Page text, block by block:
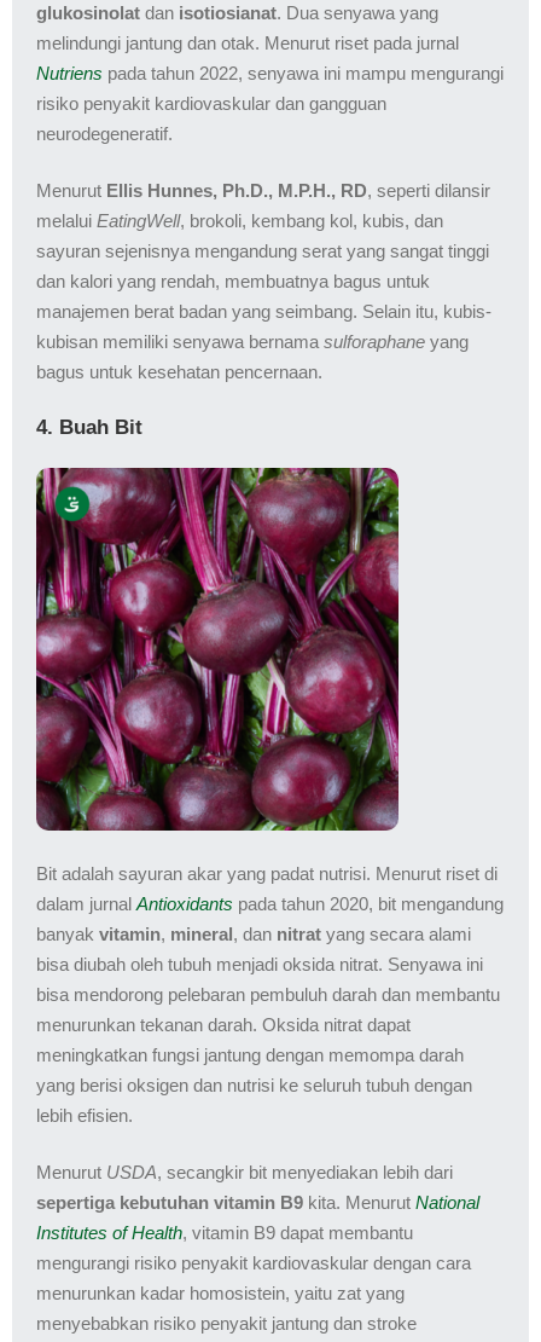
glukosinolat dan isotiosianat. Dua senyawa yang
melindungi jantung dan otak. Menurut riset pada jurnal
Nutriens pada tahun 2022, senyawa ini mampu mengurangi
risiko penyakit kardiovaskular dan gangguan
neurodegeneratif.
Menurut Ellis Hunnes, Ph.D., M.P.H., RD, seperti dilansir
melalui EatingWell, brokoli, kembang kol, kubis, dan
sayuran sejenisnya mengandung serat yang sangat tinggi
dan kalori yang rendah, membuatnya bagus untuk
manajemen berat badan yang seimbang. Selain itu, kubis-
kubisan memiliki senyawa bernamasulforaphane yang
bagus untuk kesehatan pencernaan.
4. Buah Bit
Bit adalah sayuran akar yang padat nutrisi. Menurut riset di
dalam jurnal Antioxidants pada tahun 2020, bit mengandung
banyak vitamin, mineral, dan nitrat yang secara alami
bisa diubah oleh tubuh menjadi oksida nitrat. Senyawa ini
bisa mendorong pelebaran pembuluh darah dan membantu
menurunkan tekanan darah. Oksida nitrat dapat
meningkatkan fungsi jantung dengan memompa darah
yang berisi oksigen dan nutrisi ke seluruh tubuh dengan
lebih efisien.
Menurut USDA, secangkir bit menyediakan lebih dari
sepertiga kebutuhan vitamin B9 kita. Menurut National
Institutes of Health, vitamin B9 dapat membantu
mengurangi risiko penyakit kardiovaskular dengan cara
menurunkan kadar homosistein, yaitu zat yang
menyebabkan risiko penyakit jantung dan stroke